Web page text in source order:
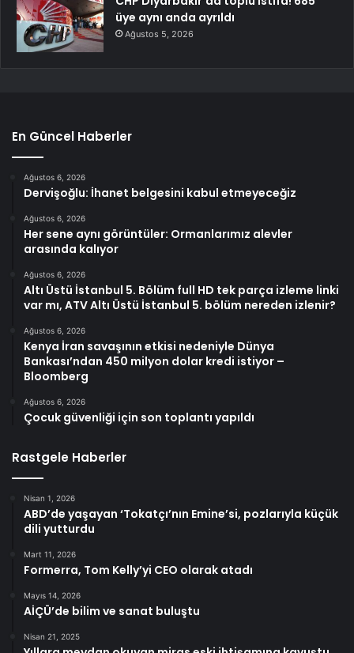
üye aynı anda ayrıldı
Ağustos 5, 2026
En Güncel Haberler
Ağustos 6, 2026
Dervişoğlu: İhanet belgesini kabul etmeyeceğiz
Ağustos 6, 2026
Her sene aynı görüntüler: Ormanlarımız alevler
arasında kalıyor
Ağustos 6, 2026
Altı Üstü İstanbul 5. Bölüm full HD tek parça izleme linki
var mı, ATV Altı Üstü İstanbul 5. bölüm nereden izlenir?
Ağustos 6, 2026
Kenya İran savaşının etkisi nedeniyle Dünya
Bankası’ndan 450 milyon dolar kredi istiyor –
Bloomberg
Ağustos 6, 2026
Çocuk güvenliği için son toplantı yapıldı
Rastgele Haberler
Nisan 1, 2026
ABD’de yaşayan ‘Tokatçı’nın Emine’si, pozlarıyla küçük
dili yutturdu
Mart 11, 2026
Formerra, Tom Kelly’yi CEO olarak atadı
Mayıs 14, 2026
AİÇÜ’de bilim ve sanat buluştu
Nisan 21, 2025